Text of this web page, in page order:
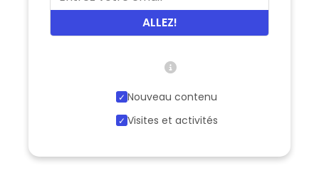
ALLEZ!
Nouveau contenu
Visites et activités